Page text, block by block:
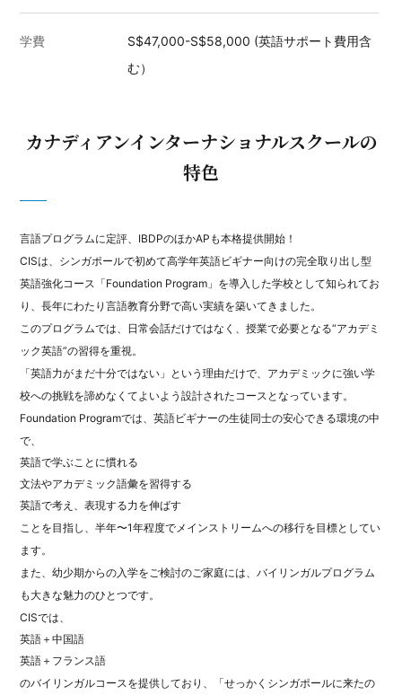
学費
S$47,000-S$58,000 (英語サポート費用含
む）
カナディアンインターナショナルスクールの
特色
言語プログラムに定評、IBDPのほかAPも本格提供開始！
CISは、シンガポールで初めて高学年英語ビギナー向けの完全取り出し型
英語強化コース「Foundation Program」を導入した学校として知られてお
り、長年にわたり言語教育分野で高い実績を築いてきました。
このプログラムでは、日常会話だけではなく、授業で必要となる“アカデミ
ック英語”の習得を重視。
「英語力がまだ十分ではない」という理由だけで、アカデミックに強い学
校への挑戦を諦めなくてよいよう設計されたコースとなっています。
Foundation Programでは、英語ビギナーの生徒同士の安心できる環境の中
で、
英語で学ぶことに慣れる
文法やアカデミック語彙を習得する
英語で考え、表現する力を伸ばす
ことを目指し、半年〜1年程度でメインストリームへの移行を目標としてい
ます。
また、幼少期からの入学をご検討のご家庭には、バイリンガルプログラム
も大きな魅力のひとつです。
CISでは、
英語＋中国語
英語＋フランス語
のバイリンガルコースを提供しており、「せっかくシンガポールに来たの